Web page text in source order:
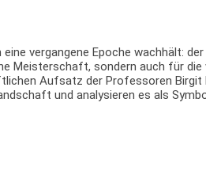
vergangene Epoche wachhält:
Meisterschaft, sondern auch für
Aufsatz der Professoren Birgit
und analysieren es als